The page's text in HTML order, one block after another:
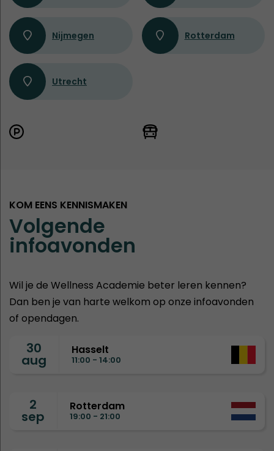
Nijmegen Rotterdam
Utrecht
KOM EENS KENNISMAKEN
Volgende
infoavonden
Wil je de Wellness Academie beter leren kennen?
Dan ben je van harte welkom op onze infoavonden
of opendagen.
30
aug
Hasselt
11:00 - 14:00
2
sep
Rotterdam
19:00 - 21:00